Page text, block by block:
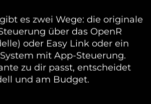
es zwei Wege: die originale
über das OpenR
oder Easy Link oder ein
mit App-Steuerung.
zu dir passt, entscheidet
und am Budget.